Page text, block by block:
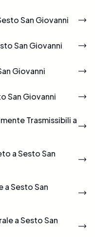
San Giovanni
San Giovanni
Giovanni
San Giovanni
Trasmissibili a
a Sesto San
Sesto San
a Sesto San